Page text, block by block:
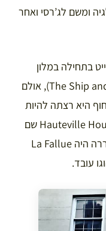
ומשם לג’רסי ואחר
בתחילה במלון
Crown (היום שוכן שם הפאב The Ship and Crown), אולם
היא רצתה להיות
קרובה יותר לאהובה ועברה קרוב ל Hauteville House שם
התגורר ויקטור הוגו. שם הבית בו התגוררה היה La Fallue
עובד.